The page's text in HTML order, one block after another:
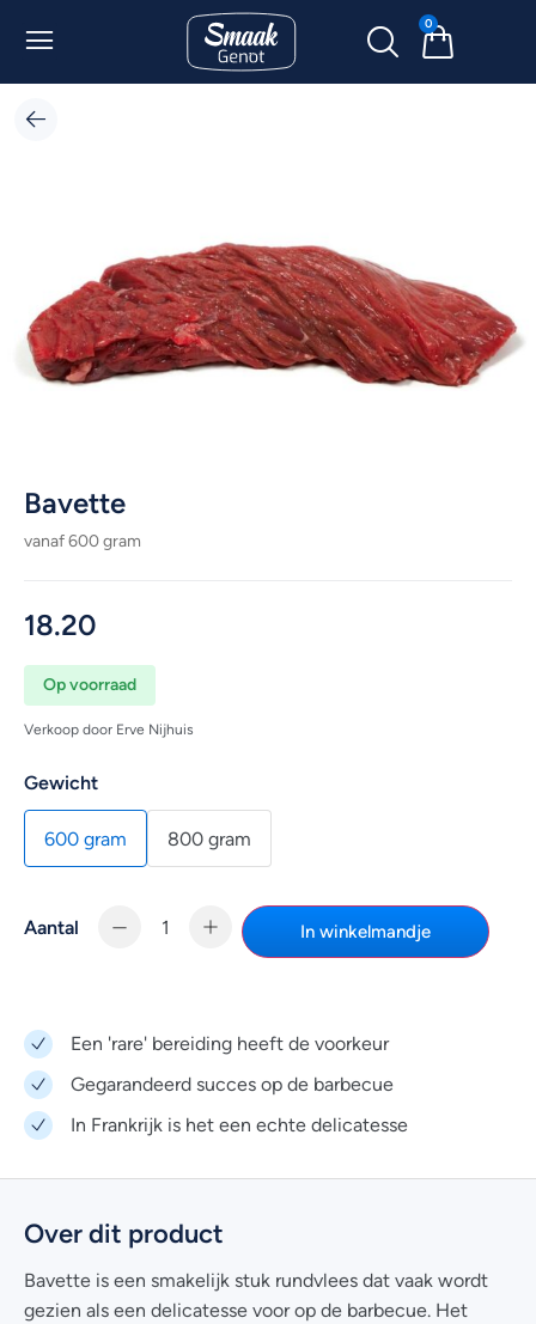
0
Bavette
vanaf 600 gram
18.20
Op voorraad
Verkoop door Erve Nijhuis
Gewicht
600 gram 800 gram
Aantal In winkelmandje
Een 'rare' bereiding heeft de voorkeur
Gegarandeerd succes op de barbecue
In Frankrijk is het een echte delicatesse
Over dit product
Bavette is een smakelijk stuk rundvlees dat vaak wordt
gezien als een delicatesse voor op de barbecue. Het